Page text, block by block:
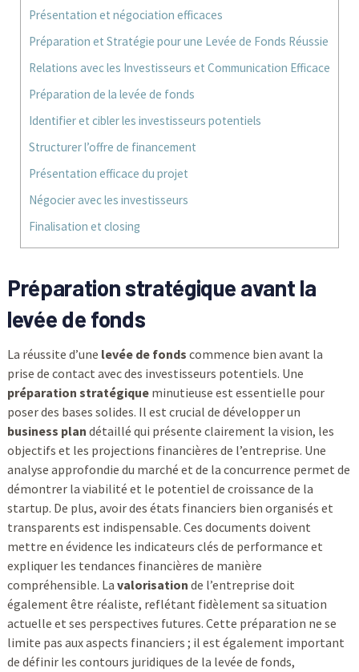
Présentation et négociation efficaces
Préparation et Stratégie pour une Levée de Fonds Réussie
Relations avec les Investisseurs et Communication Efficace
Préparation de la levée de fonds
Identifier et cibler les investisseurs potentiels
Structurer l’offre de financement
Présentation efficace du projet
Négocier avec les investisseurs
Finalisation et closing
Préparation stratégique avant la
levée de fonds
La réussite d’une levée de fonds commence bien avant la
prise de contact avec des investisseurs potentiels. Une
préparation stratégiqueminutieuse est essentielle pour
poser des bases solides. Il est crucial de développer un
business plan détaillé qui présente clairement la vision, les
objectifs et les projections financières de l’entreprise. Une
analyse approfondie du marché et de la concurrence permet de
démontrer la viabilité et le potentiel de croissance de la
startup. De plus, avoir des états financiers bien organisés et
transparents est indispensable. Ces documents doivent
mettre en évidence les indicateurs clés de performance et
expliquer les tendances financières de manière
compréhensible. La valorisation de l’entreprise doit
également être réaliste, reflétant fidèlement sa situation
actuelle et ses perspectives futures. Cette préparation ne se
limite pas aux aspects financiers ; il est également important
de définir les contours juridiques de la levée de fonds,